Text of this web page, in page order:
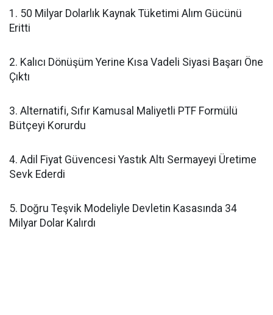
1. 50 Milyar Dolarlık Kaynak Tüketimi Alım Gücünü
Eritti
2. Kalıcı Dönüşüm Yerine Kısa Vadeli Siyasi Başarı Öne
Çıktı
3. Alternatifi, Sıfır Kamusal Maliyetli PTF Formülü
Bütçeyi Korurdu
4. Adil Fiyat Güvencesi Yastık Altı Sermayeyi Üretime
Sevk Ederdi
5. Doğru Teşvik Modeliyle Devletin Kasasında 34
Milyar Dolar Kalırdı